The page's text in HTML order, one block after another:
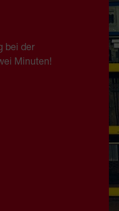
bei der
Minuten!